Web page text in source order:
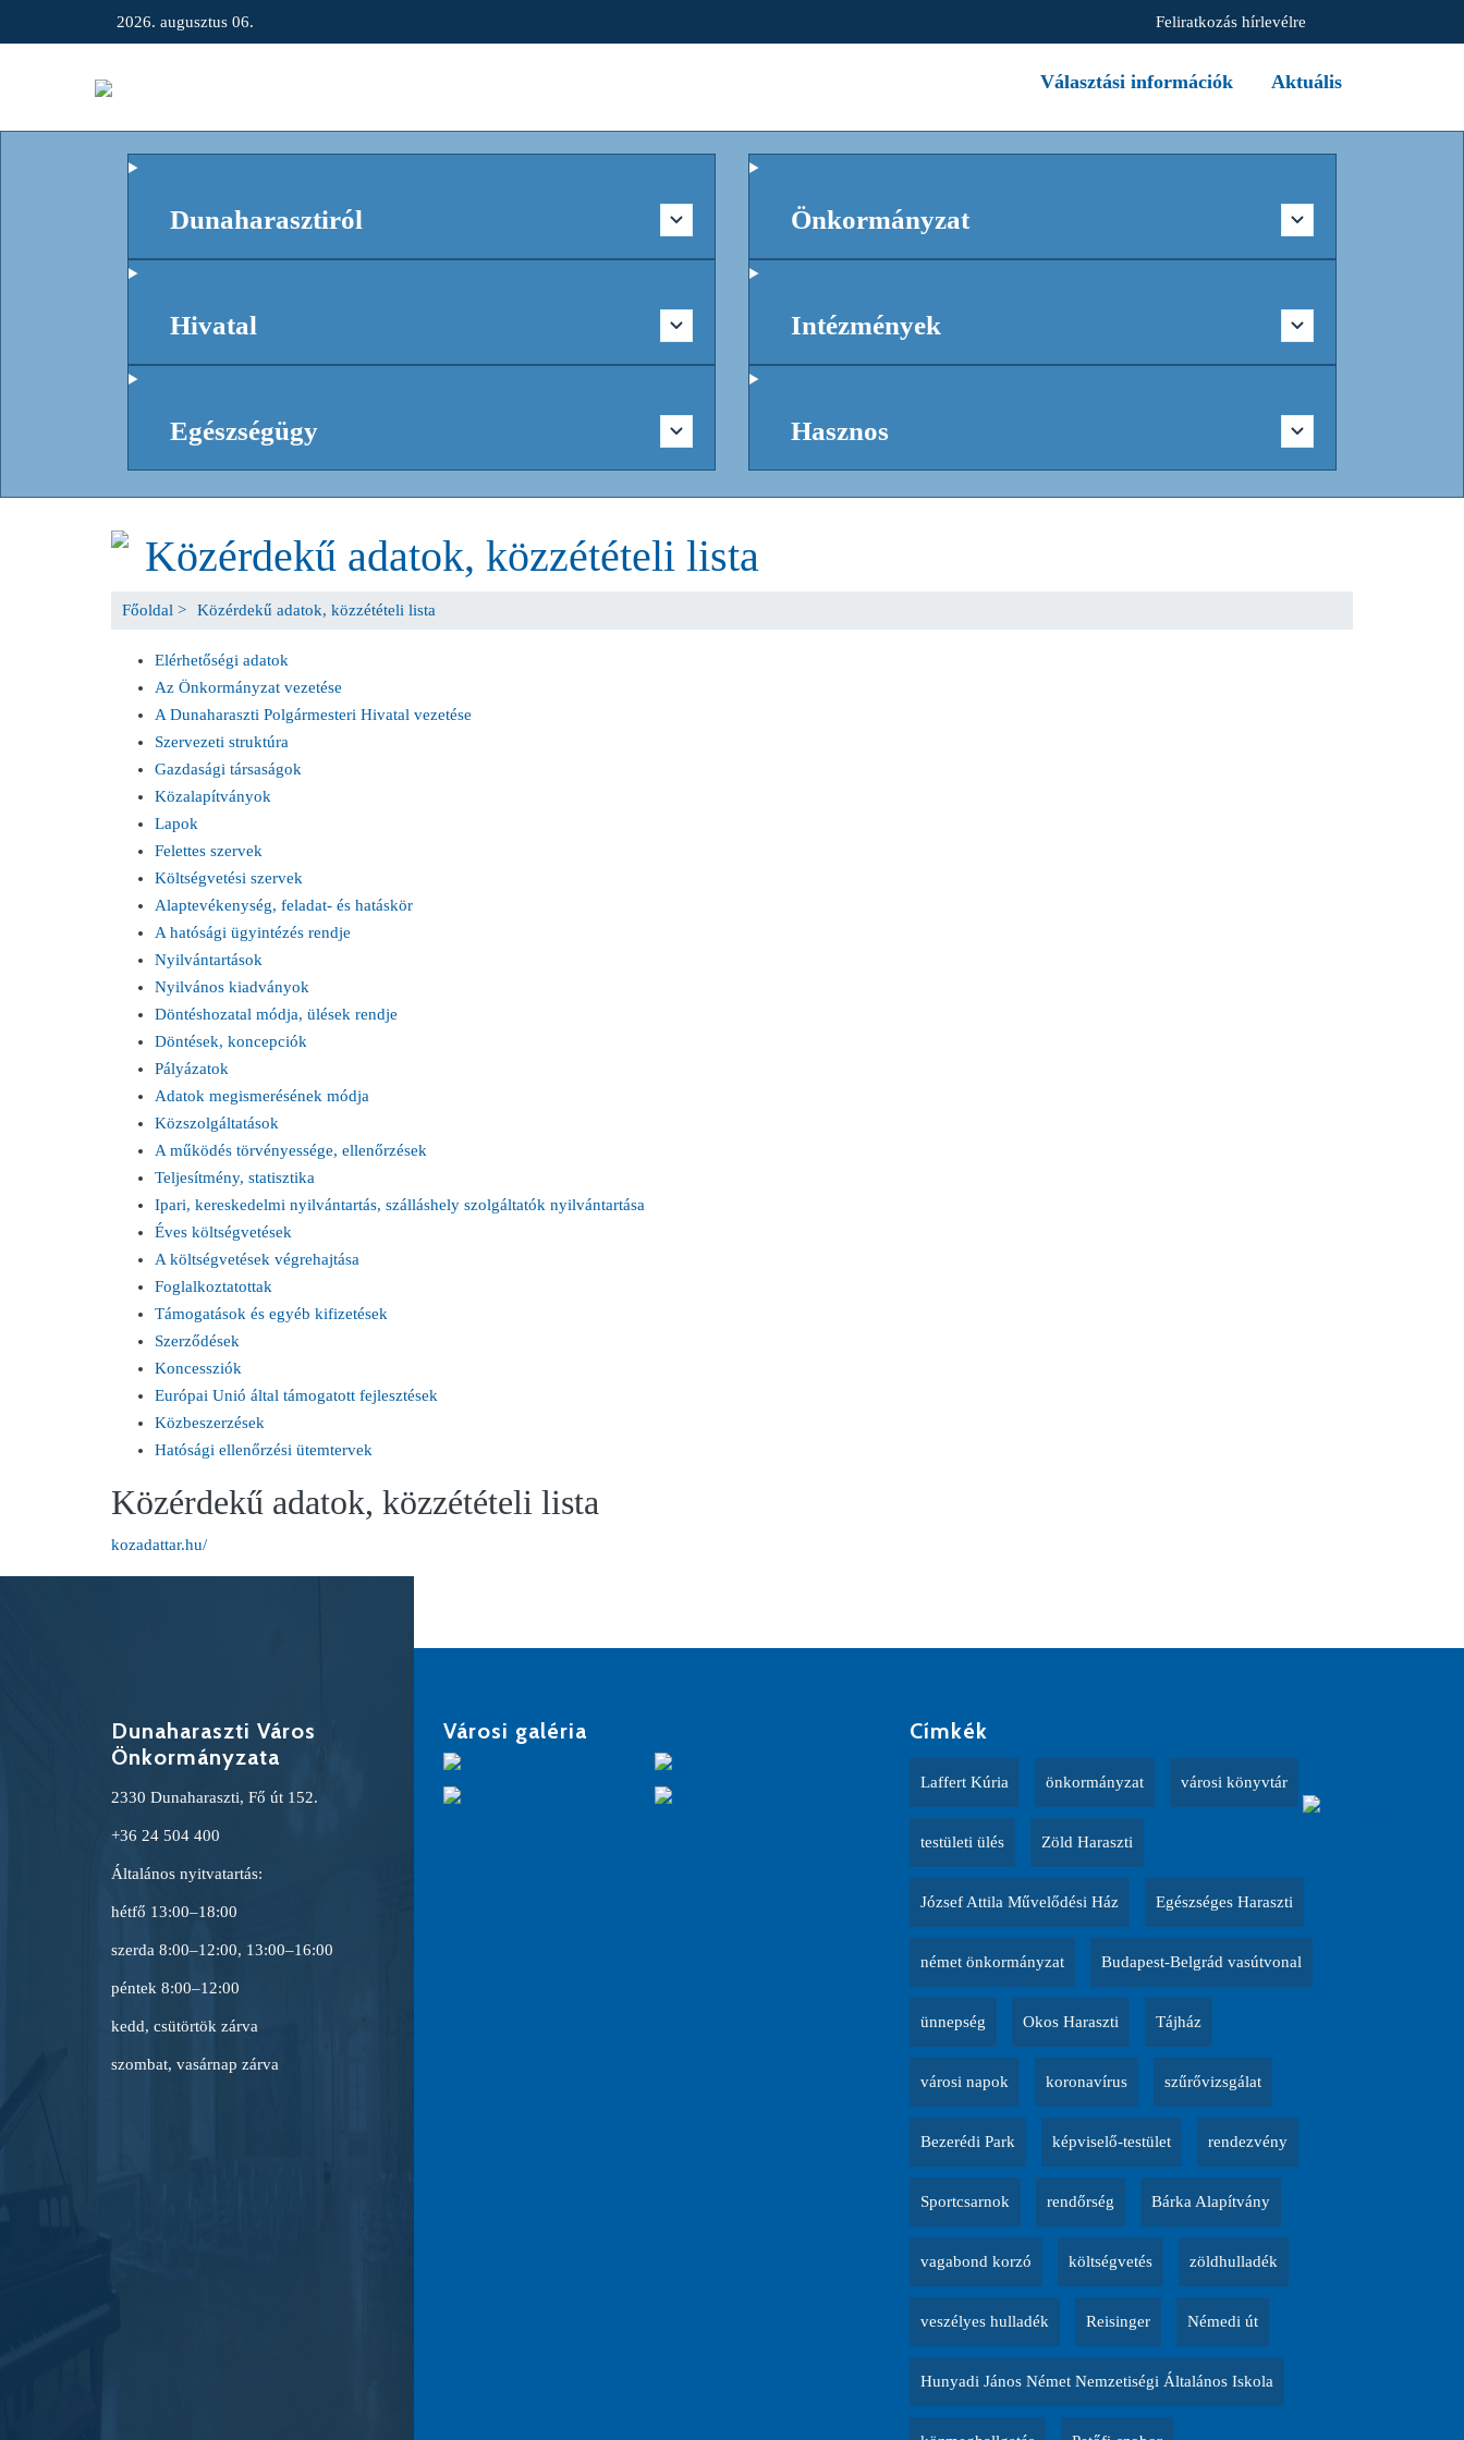
2026. augusztus 06. Feliratkozás hírlevélre
Választási információk Aktuális
Dunaharasztiról Önkormányzat
Hivatal Intézmények
Egészségügy Hasznos
Közérdekű adatok, közzétételi lista
Főoldal > Közérdekű adatok, közzétételi lista
Elérhetőségi adatok
Az Önkormányzat vezetése
A Dunaharaszti Polgármesteri Hivatal vezetése
Szervezeti struktúra
Gazdasági társaságok
Közalapítványok
Lapok
Felettes szervek
Költségvetési szervek
Alaptevékenység, feladat- és hatáskör
A hatósági ügyintézés rendje
Nyilvántartások
Nyilvános kiadványok
Döntéshozatal módja, ülések rendje
Döntések, koncepciók
Pályázatok
Adatok megismerésének módja
Közszolgáltatások
A működés törvényessége, ellenőrzések
Teljesítmény, statisztika
Ipari, kereskedelmi nyilvántartás, szálláshely szolgáltatók nyilvántartása
Éves költségvetések
A költségvetések végrehajtása
Foglalkoztatottak
Támogatások és egyéb kifizetések
Szerződések
Koncessziók
Európai Unió által támogatott fejlesztések
Közbeszerzések
Hatósági ellenőrzési ütemtervek
Közérdekű adatok, közzétételi lista
kozadattar.hu/
Dunaharaszti Város
Önkormányzata
2330 Dunaharaszti, Fő út 152.
+36 24 504 400
Általános nyitvatartás:
hétfő 13:00–18:00
szerda 8:00–12:00, 13:00–16:00
péntek 8:00–12:00
kedd, csütörtök zárva
szombat, vasárnap zárva
Városi galéria Címkék
Laffert Kúria önkormányzat városi könyvtár
testületi ülés Zöld Haraszti
József Attila Művelődési Ház Egészséges Haraszti
német önkormányzat Budapest-Belgrád vasútvonal
ünnepség Okos Haraszti Tájház
városi napok koronavírus szűrővizsgálat
Bezerédi Park képviselő-testület rendezvény
Sportcsarnok rendőrség Bárka Alapítvány
vagabond korzó költségvetés zöldhulladék
veszélyes hulladék Reisinger Némedi út
Hunyadi János Német Nemzetiségi Általános Iskola